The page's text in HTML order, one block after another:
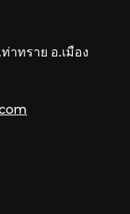
าทราย อ.เมือง